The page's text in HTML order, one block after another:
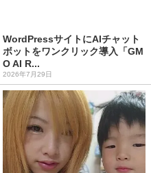
WordPressサイトにAIチャット
ボットをワンクリック導入「GM
O AI R...
2026年7月29日